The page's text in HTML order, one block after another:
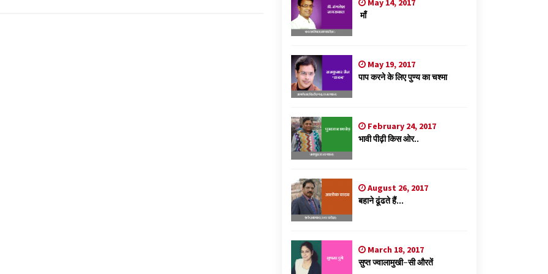
May 14, 2017
माँ
May 19, 2017
पाप करने के लिए पुण्य का चश्मा
February 24, 2017
भावी पीढ़ी किस ओर..
August 26, 2017
बहाने ढूंढते हैं…
March 18, 2017
सुप्त ज्वालामुखी-सी औरतें